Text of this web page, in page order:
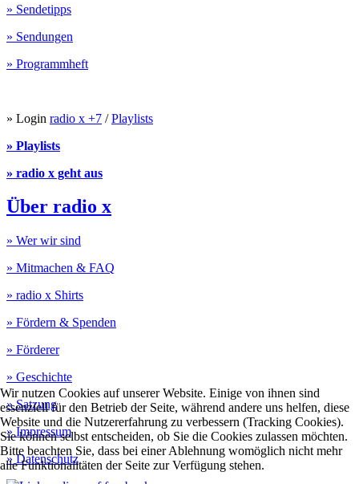
» Sendetipps
» Sendungen
» Programmheft
» Login radio x +7 /Playlists
» Playlists
» radio x geht aus
Über radio x
» Wer wir sind
» Mitmachen & FAQ
» radio x Shirts
» Fördern & Spenden
» Förderer
» Geschichte
» Satzung
» Impressum
» Datenschutz
Wir nutzen Cookies auf unserer Website. Einige von ihnen sind
essenziell für den Betrieb der Seite, während andere uns helfen, diese
Website und die Nutzererfahrung zu verbessern (Tracking Cookies).
Sie können selbst entscheiden, ob Sie die Cookies zulassen möchten.
Bitte beachten Sie, dass bei einer Ablehnung womöglich nicht mehr
alle Funktionalitäten der Seite zur Verfügung stehen.